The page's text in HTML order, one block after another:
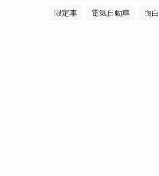
限定車 電気自動車 面白